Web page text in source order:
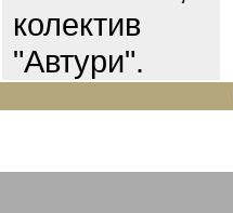
колектив
"Автури".